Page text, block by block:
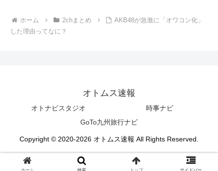
ホーム 2chまとめ
AKB48が急激に「オワコン化」
した理由ってなに？
オトムス速報
オトナビスタジオ
時事ナビ
GoTo九州旅行ナビ
Copyright © 2020-2026 オトムス速報 All Rights Reserved.
ホーム 検索 トップ サイドバー